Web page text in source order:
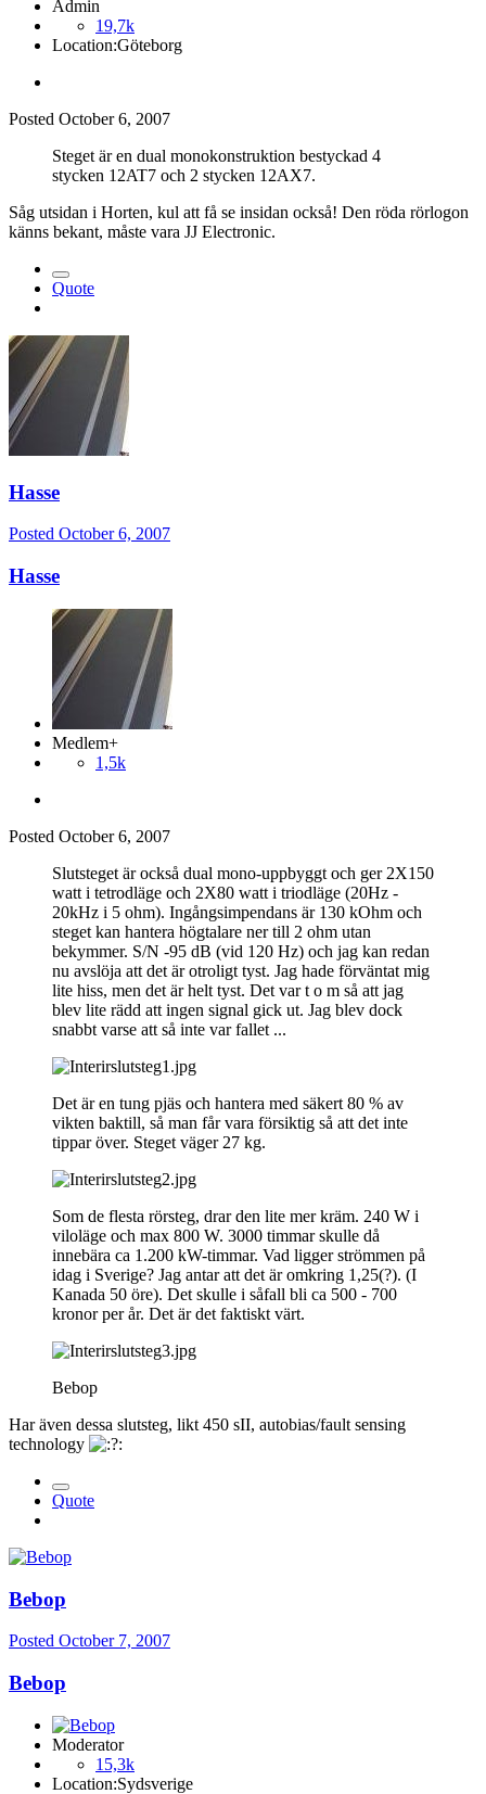
Admin
19,7k
Location:Göteborg
Posted October 6, 2007
Steget är en dual monokonstruktion bestyckad 4
stycken 12AT7 och 2 stycken 12AX7.
Såg utsidan i Horten, kul att få se insidan också! Den röda rörlogon
känns bekant, måste vara JJ Electronic.
Quote
Hasse
Posted October 6, 2007
Hasse
Medlem+
1,5k
Posted October 6, 2007
Slutsteget är också dual mono-uppbyggt och ger 2X150
watt i tetrodläge och 2X80 watt i triodläge (20Hz -
20kHz i 5 ohm). Ingångsimpendans är 130 kOhm och
steget kan hantera högtalare ner till 2 ohm utan
bekymmer. S/N -95 dB (vid 120 Hz) och jag kan redan
nu avslöja att det är otroligt tyst. Jag hade förväntat mig
lite hiss, men det är helt tyst. Det var t o m så att jag
blev lite rädd att ingen signal gick ut. Jag blev dock
snabbt varse att så inte var fallet ...
Det är en tung pjäs och hantera med säkert 80 % av
vikten baktill, så man får vara försiktig så att det inte
tippar över. Steget väger 27 kg.
Som de flesta rörsteg, drar den lite mer kräm. 240 W i
viloläge och max 800 W. 3000 timmar skulle då
innebära ca 1.200 kW-timmar. Vad ligger strömmen på
idag i Sverige? Jag antar att det är omkring 1,25(?). (I
Kanada 50 öre). Det skulle i såfall bli ca 500 - 700
kronor per år. Det är det faktiskt värt.
Bebop
Har även dessa slutsteg, likt 450 sII, autobias/fault sensing
technology
Quote
Bebop
Posted October 7, 2007
Bebop
Moderator
15,3k
Location:Sydsverige